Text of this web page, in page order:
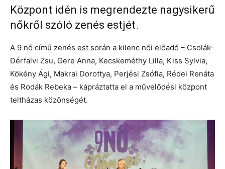
Központ idén is megrendezte nagysikerű
nőkről szóló zenés estjét.
A 9 nő című zenés est során a kilenc női előadó – Csolák-
Dérfalvi Zsu, Gere Anna, Kecskeméthy Lilla, Kiss Sylvia,
Kökény Ági, Makrai Dorottya, Perjési Zsófia, Rédei Renáta
és Rodák Rebeka – kápráztatta el a művelődési központ
teltházas közönségét.